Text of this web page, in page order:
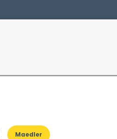
Maedler